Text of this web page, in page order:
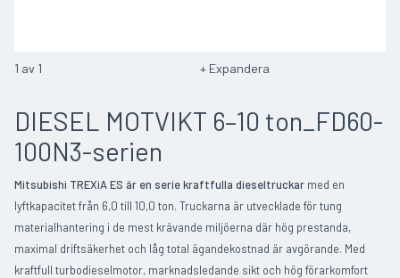
1 av 1 Expandera
DIESEL MOTVIKT 6–10 ton_FD60-
100N3-serien
Mitsubishi TREXiA ES är en serie kraftfulla dieseltruckar med en
lyftkapacitet från 6,0 till 10,0 ton. Truckarna är utvecklade för tung
materialhantering i de mest krävande miljöerna där hög prestanda,
maximal driftsäkerhet och låg total ägandekostnad är avgörande. Med
kraftfull turbodieselmotor, marknadsledande sikt och hög förarkomfort